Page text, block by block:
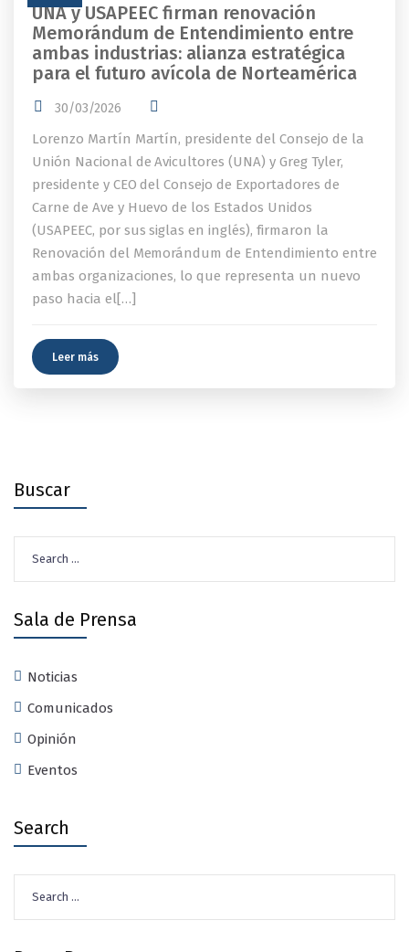
UNA y USAPEEC firman renovación
Memorándum de Entendimiento entre
ambas industrias: alianza estratégica
para el futuro avícola de Norteamérica
30/03/2026
Lorenzo Martín Martín, presidente del Consejo de la
Unión Nacional de Avicultores (UNA) y Greg Tyler,
presidente y CEO del Consejo de Exportadores de
Carne de Ave y Huevo de los Estados Unidos
(USAPEEC, por sus siglas en inglés), firmaron la
Renovación del Memorándum de Entendimiento entre
ambas organizaciones, lo que representa un nuevo
paso hacia el[…]
Leer más
Buscar
for:
Sala de Prensa
Noticias
Comunicados
Opinión
Eventos
Search
for: